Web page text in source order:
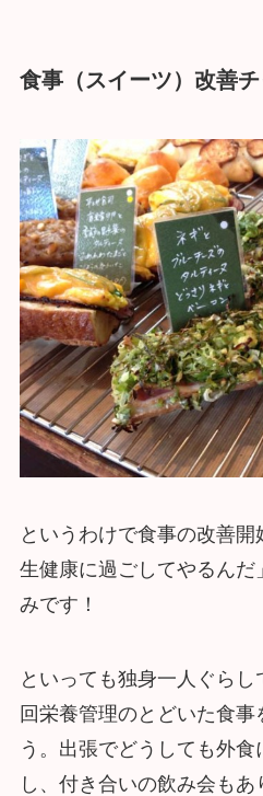
食事（スイーツ）改善チ
というわけで食事の改善
生健康に過ごしてやるんだ
みです！
といっても独身一人ぐら
回栄養管理のとどいた食
う。出張でどうしても外
し、付き合いの飲み会もあ